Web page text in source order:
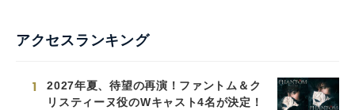
アクセスランキング
1
2027年夏、待望の再演！ファントム＆ク
リスティーヌ役のWキャスト4名が決定！